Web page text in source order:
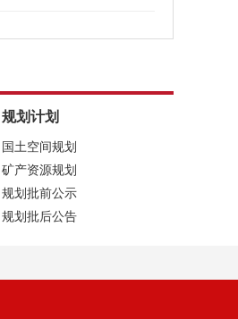
规划计划
国土空间规划
矿产资源规划
规划批前公示
规划批后公告